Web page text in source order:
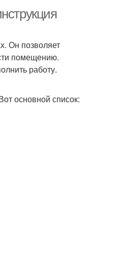
Он позволяет
помещению.
работу.
основной список: